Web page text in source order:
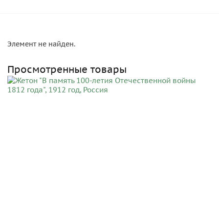
Элемент не найден.
Просмотренные товары